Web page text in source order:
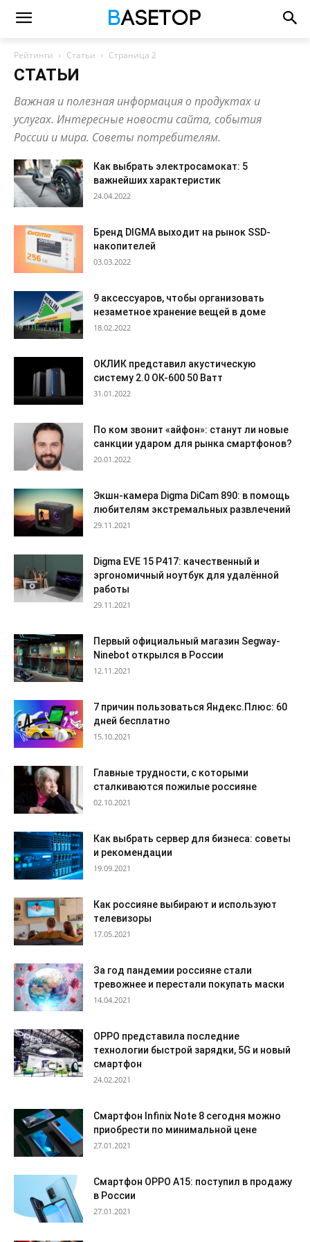
Рейтинги Статьи Страница 2
СТАТЬИ
Важная и полезная информация о продуктах и
услугах. Интересные новости сайта, события
России и мира. Советы потребителям.
Как выбрать электросамокат: 5
важнейших характеристик
24.04.2022
Бренд DIGMA выходит на рынок SSD-
накопителей
03.03.2022
9 аксессуаров, чтобы организовать
незаметное хранение вещей в доме
18.02.2022
ОКЛИК представил акустическую
систему 2.0 ОК-600 50 Ватт
31.01.2022
По ком звонит «айфон»: станут ли новые
санкции ударом для рынка смартфонов?
20.01.2022
Экшн-камера Digma DiCam 890: в помощь
любителям экстремальных развлечений
29.11.2021
Digma EVE 15 P417: качественный и
эргономичный ноутбук для удалённой
работы
29.11.2021
Первый официальный магазин Segway-
Ninebot открылся в России
12.11.2021
7 причин пользоваться Яндекс.Плюс: 60
дней бесплатно
15.10.2021
Главные трудности, с которыми
сталкиваются пожилые россияне
02.10.2021
Как выбрать сервер для бизнеса: советы
и рекомендации
19.09.2021
Как россияне выбирают и используют
телевизоры
17.05.2021
За год пандемии россияне стали
тревожнее и перестали покупать маски
14.04.2021
OPPO представила последние
технологии быстрой зарядки, 5G и новый
смартфон
24.02.2021
Смартфон Infinix Note 8 сегодня можно
приобрести по минимальной цене
27.01.2021
Смартфон OPPO A15: поступил в продажу
в России
27.01.2021